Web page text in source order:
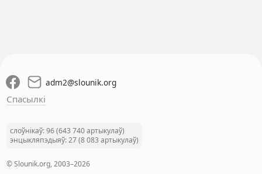
adm2@slounik.org
Спасылкі
слоўнікаў: 96 (643 740 артыкулаў)
энцыкляпэдыяў: 27 (8 083 артыкулаў)
© Slounik.org, 2003–2026